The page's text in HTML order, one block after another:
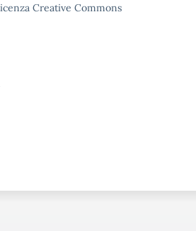
Creative Commons